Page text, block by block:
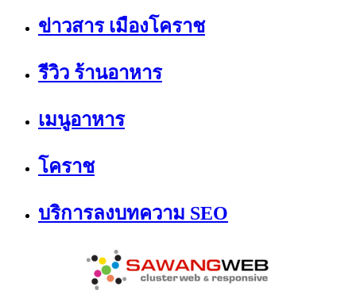
ข่าวสาร เมืองโคราช
รีวิว ร้านอาหาร
เมนูอาหาร
โคราช
บริการลงบทความ SEO